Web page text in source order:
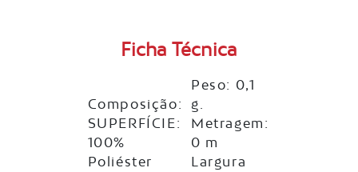
Ficha Técnica
Composição:
SUPERFÍCIE:
100%
Poliéster
Peso: 0,1
g.
Metragem:
0 m
Largura